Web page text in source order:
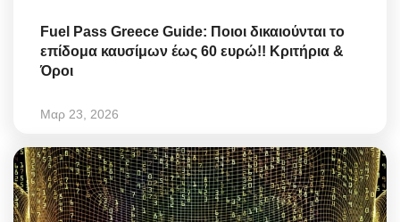
Fuel Pass Greece Guide: Ποιοι δικαιούνται το
επίδομα καυσίμων έως 60 ευρώ!! Κριτήρια &
Όροι
Μαρ 23, 2026